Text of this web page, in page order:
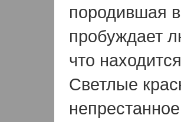
породившая
пробуждает
что
Светлые